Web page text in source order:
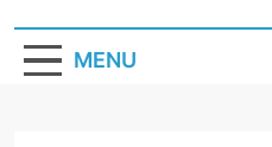
MENU